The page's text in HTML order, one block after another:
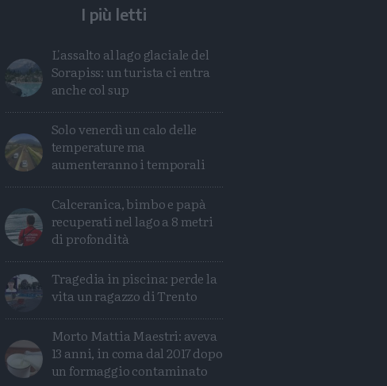
Condividi
Condividi
TwitterCondividi
Mail
I più letti
L'assalto al lago glaciale del
Sorapiss: un turista ci entra
anche col sup
Solo venerdì un calo delle
temperature ma
aumenteranno i temporali
Calceranica, bimbo e papà
recuperati nel lago a 8 metri
di profondità
Tragedia in piscina: perde la
vita un ragazzo di Trento
Morto Mattia Maestri: aveva
13 anni, in coma dal 2017 dopo
un formaggio contaminato